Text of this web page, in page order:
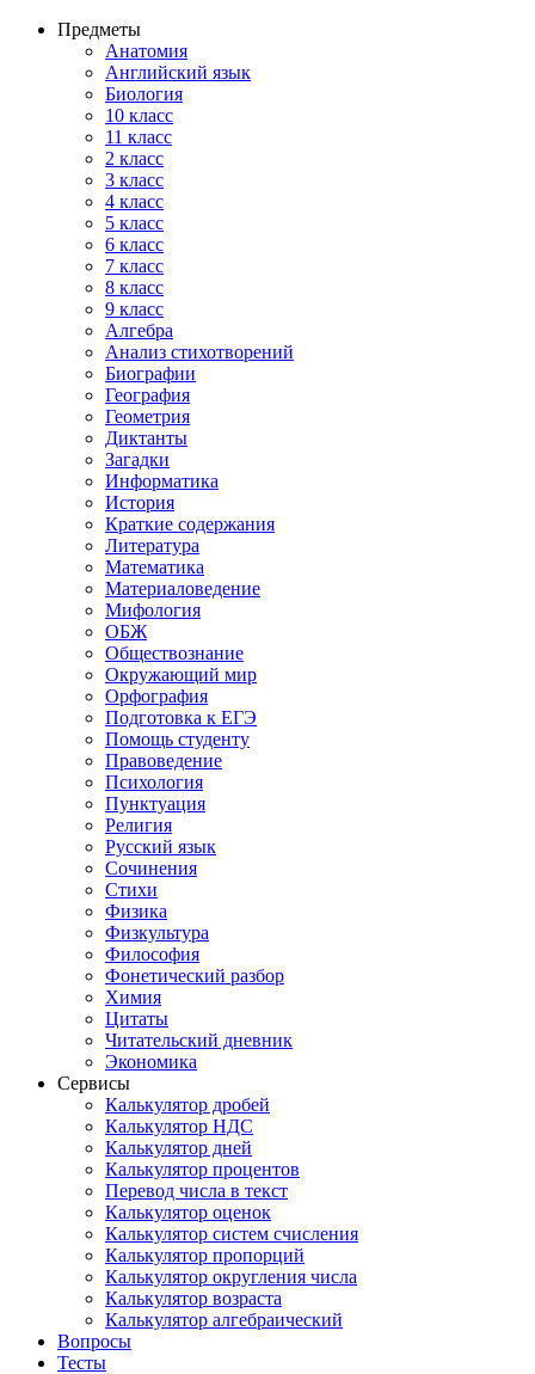
Предметы
Анатомия
Английский язык
Биология
10 класс
11 класс
2 класс
3 класс
4 класс
5 класс
6 класс
7 класс
8 класс
9 класс
Алгебра
Анализ стихотворений
Биографии
География
Геометрия
Диктанты
Загадки
Информатика
История
Краткие содержания
Литература
Математика
Материаловедение
Мифология
ОБЖ
Обществознание
Окружающий мир
Орфография
Подготовка к ЕГЭ
Помощь студенту
Правоведение
Психология
Пунктуация
Религия
Русский язык
Сочинения
Стихи
Физика
Физкультура
Философия
Фонетический разбор
Химия
Цитаты
Читательский дневник
Экономика
Сервисы
Калькулятор дробей
Калькулятор НДС
Калькулятор дней
Калькулятор процентов
Перевод числа в текст
Калькулятор оценок
Калькулятор систем счисления
Калькулятор пропорций
Калькулятор округления числа
Калькулятор возраста
Калькулятор алгебраический
Вопросы
Тесты